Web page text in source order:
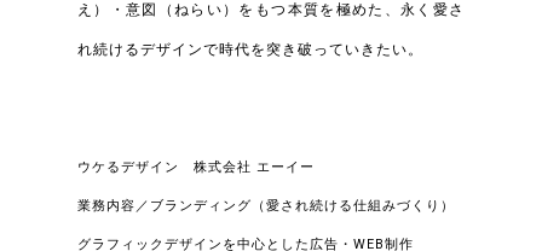
え）・意図（ねらい）をもつ本質を極めた、永く愛さ
れ続けるデザインで時代を突き破っていきたい。
ウケるデザイン 株式会社 エーイー
業務内容／ブランディング（愛され続ける仕組みづくり）
グラフィックデザインを中心とした広告・WEB制作